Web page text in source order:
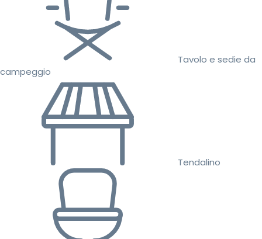
Tavolo e sedie da
campeggio
Tendalino